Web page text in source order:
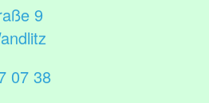
9
07 38